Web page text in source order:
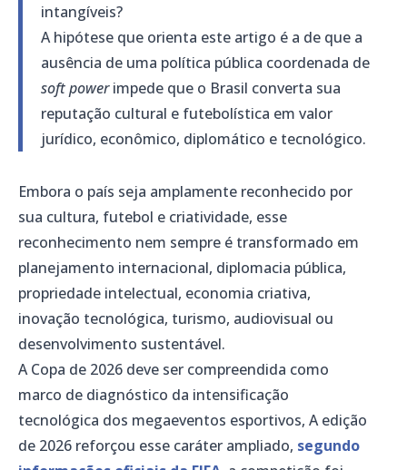
intangíveis?
A hipótese que orienta este artigo é a de que a
ausência de uma política pública coordenada de
soft powerimpede que o Brasil converta sua
reputação cultural e futebolística em valor
jurídico, econômico, diplomático e tecnológico.
Embora o país seja amplamente reconhecido por
sua cultura, futebol e criatividade, esse
reconhecimento nem sempre é transformado em
planejamento internacional, diplomacia pública,
propriedade intelectual, economia criativa,
inovação tecnológica, turismo, audiovisual ou
desenvolvimento sustentável.
A Copa de 2026 deve ser compreendida como
marco de diagnóstico da intensificação
tecnológica dos megaeventos esportivos, A edição
de 2026 reforçou esse caráter ampliado, segundo